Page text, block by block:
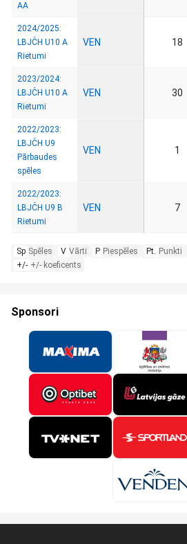
AA
2024/2025:
LBJČH U10 A
Rietumi
VEN 18
2023/2024:
LBJČH U10 A
Rietumi
VEN 30
2022/2023:
LBJČH U9
Pārbaudes
spēles
VEN 1
2022/2023:
LBJČH U9 B
Rietumi
VEN 7
Sp Spēles V Vārti P Piespēles Pt. Punkti
+/- +/- koeficents
Sponsori